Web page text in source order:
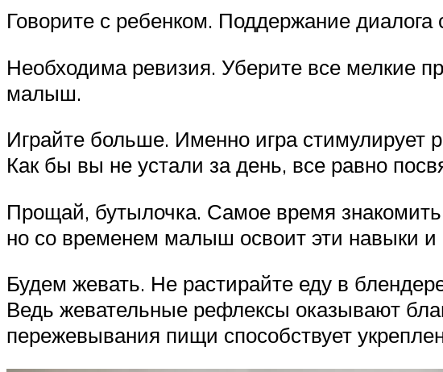
Говорите с ребенком. Поддержание
Необходима ревизия. Уберите все мелкие
малыш.
Играйте больше. Именно игра стимулирует
Как бы вы не устали за день, все равно
Прощай, бутылочка. Самое время знакомить
но со временем малыш освоит эти навыки и
Будем жевать. Не растирайте еду в
Ведь жевательные рефлексы оказывают
пережевывания пищи способствует